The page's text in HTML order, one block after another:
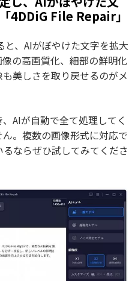
4DDiG File Repair」
と、AIがぼやけた文字を拡大
の高画質化、細部の鮮明化
美しさを取り戻せるのがメ
AIが自動で全て処理してく
。複数の画像形式に対応で
ならぜひ試してみてくださ